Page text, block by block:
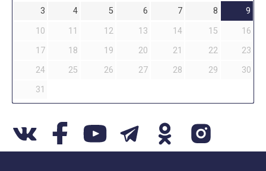
3
4 5 6 7 8
9
10
11 12 13 14 15
16
17
18 19 20 21 22
23
24
25 26 27 28 29
30
31